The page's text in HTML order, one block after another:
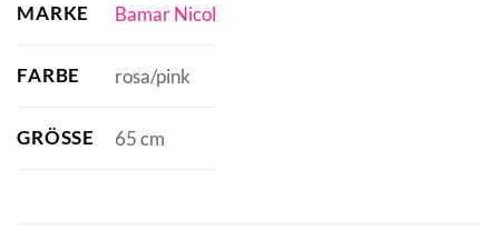
MARKE Bamar Nicol
FARBE rosa/pink
GRÖSSE 65 cm